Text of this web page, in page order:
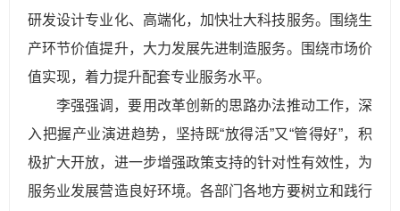
研发设计专业化、高端化，加快壮大科技服务。围绕生
产环节价值提升，大力发展先进制造服务。围绕市场价
值实现，着力提升配套专业服务水平。
李强强调，要用改革创新的思路办法推动工作，深
入把握产业演进趋势，坚持既“放得活”又“管得好”，积
极扩大开放，进一步增强政策支持的针对性有效性，为
服务业发展营造良好环境。各部门各地方要树立和践行